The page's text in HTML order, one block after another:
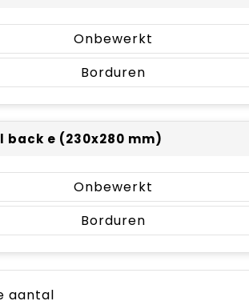
Onbewerkt
Borduren
back e (230x280 mm)
Onbewerkt
Borduren
aantal